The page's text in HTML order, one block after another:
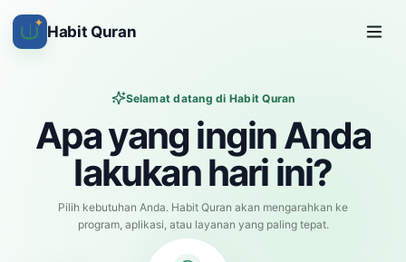
✦ Habit Quran
Selamat datang di Habit Quran
Apa yang ingin Anda
lakukan hari ini?
Pilih kebutuhan Anda. Habit Quran akan mengarahkan ke
program, aplikasi, atau layanan yang paling tepat.